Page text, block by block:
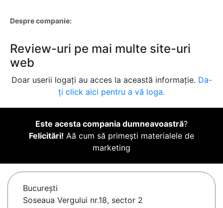
Despre companie:
Review-uri pe mai multe site-uri
web
Doar userii logați au acces la această informație. Da-
ți click aici pentru a vă loga.
Este acesta compania dumneavoastră?
Felicitări! Aă cum să primești materialele de
marketing
Bucureşti
Soseaua Vergului nr.18, sector 2